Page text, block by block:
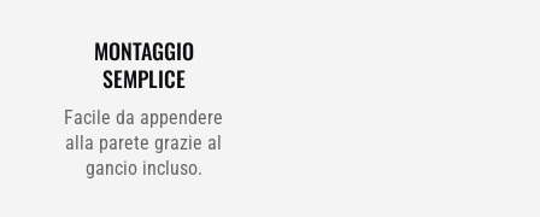
MONTAGGIO
SEMPLICE
Facile da appendere
alla parete grazie al
gancio incluso.